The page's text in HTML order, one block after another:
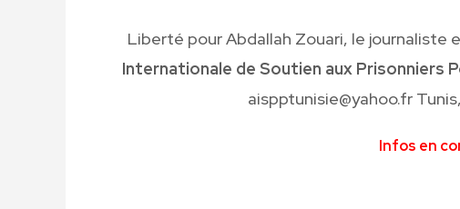
Liberté pour Abdallah Zouari, le journaliste
Internationale de Soutien aux Prisonniers
aispptunisie@yahoo.fr
Infos en